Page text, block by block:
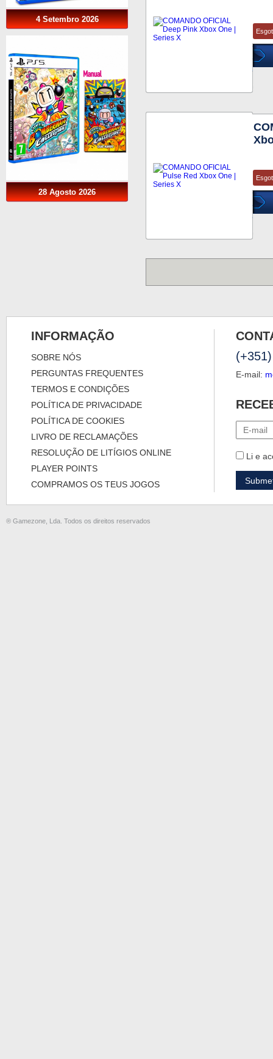
4 Setembro 2026
28 Agosto 2026
INFORMAÇÃO
SOBRE NÓS
PERGUNTAS FREQUENTES
TERMOS E CONDIÇÕES
POLÍTICA DE PRIVACIDADE
POLÍTICA DE COOKIES
LIVRO DE RECLAMAÇÕES
RESOLUÇÃO DE LITÍGIOS ONLINE
PLAYER POINTS
COMPRAMOS OS TEUS JOGOS
E-mail:
Li e
® Gamezone, Lda. Todos os direitos reservados